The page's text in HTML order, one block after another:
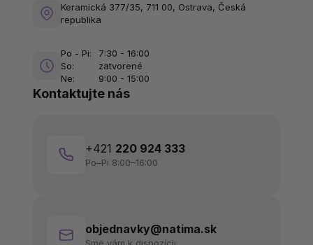
Kontaktujte nás
+421 220 924 333
Po–Pi 8:00–16:00
objednavky@natima.sk
Keramická 377/35, 711 00, Ostrava, Česká
republika
Po - Pi:
7:30 - 16:00
So:
zatvorené
Ne:
9:00 - 15:00